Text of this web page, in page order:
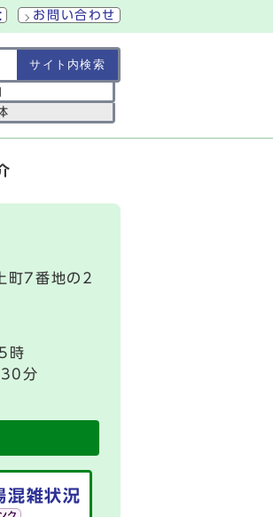
お問い合わせ
町7番地の2
時
30分
混雑状況